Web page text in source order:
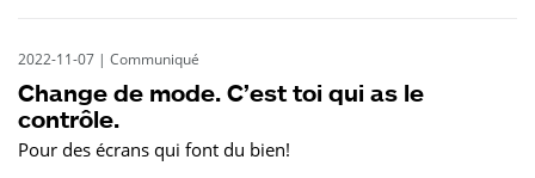
2022-11-07 | Communiqué
Change de mode. C’est toi qui as le
contrôle.
Pour des écrans qui font du bien!